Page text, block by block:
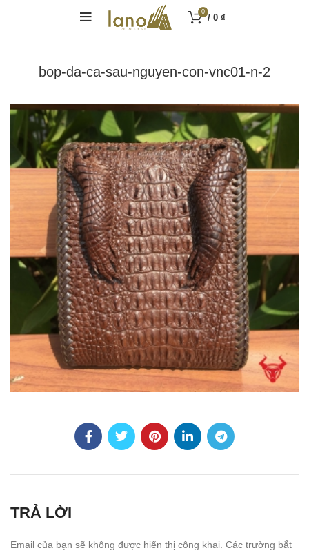
0
/ 0 ₫
bop-da-ca-sau-nguyen-con-vnc01-n-2
TRẢ LỜI
Email của bạn sẽ không được hiển thị công khai. Các trường bắt